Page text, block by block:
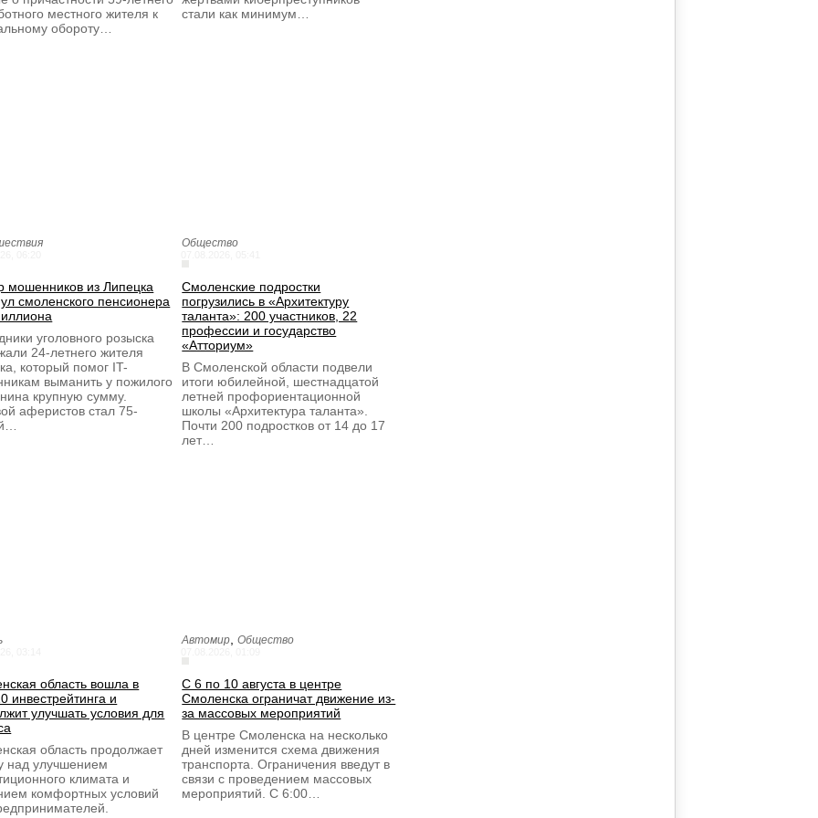
местного жителя к
обороту…
стали как минимум…
мошенников из Липецка
смоленского пенсионера
уголовного розыска
24-летнего жителя
который помог IT-
выманить у пожилого
крупную сумму.
аферистов стал 75-
Общество
Смоленские подростки
погрузились в «Архитектуру
таланта»: 200 участников, 22
профессии и государство
«Атториум»
В Смоленской области подвели
итоги юбилейной, шестнадцатой
летней профориентационной
школы «Архитектура таланта».
Почти 200 подростков от 14 до 17
лет…
область вошла в
инвестрейтинга и
улучшать условия для
область продолжает
над улучшением
климата и
комфортных условий
Автомир ,Общество
С 6 по 10 августа в центре
Смоленска ограничат движение из-
за массовых мероприятий
В центре Смоленска на несколько
дней изменится схема движения
транспорта. Ограничения введут в
связи с проведением массовых
мероприятий. С 6:00…